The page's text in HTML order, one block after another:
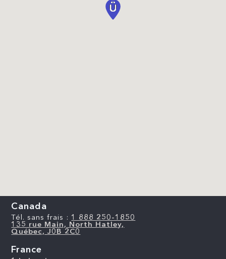
Canada
Tél. sans frais : 1 888 250-1850
135 rue Main, North Hatley,
Québec, J0B 2C0
France